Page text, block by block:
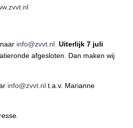
info@zvvt.nl. Uiterlijk 7 juli
afgesloten. Dan maken wij
info@zvvt.nl t.a.v. Marianne